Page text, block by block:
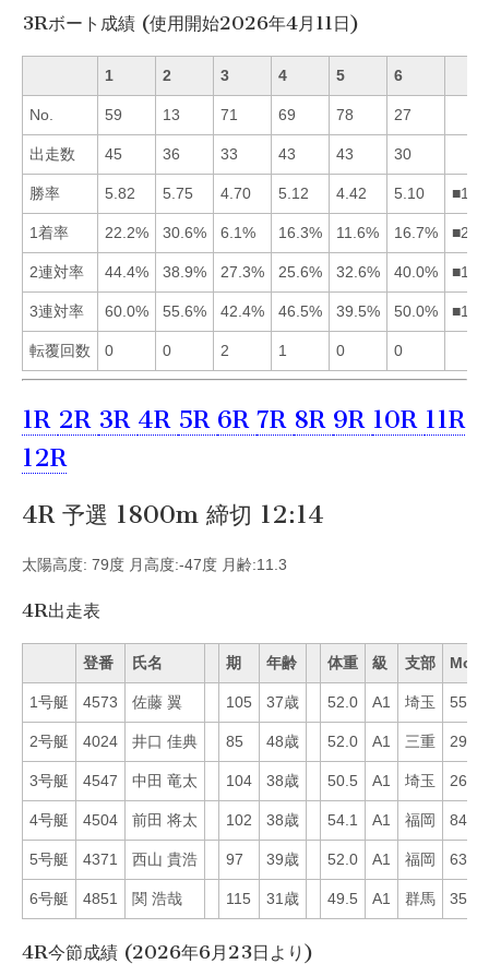
3Rボート成績 (使用開始2026年4月11日)
1 2 3 4 5 6
No. 59 13 71 69 78 27
出走数 45 36 33 43 43 30
勝率 5.82 5.75 4.70 5.12 4.42 5.10
1着率 22.2% 30.6% 6.1% 16.3% 11.6% 16.7%
2連対率 44.4% 38.9% 27.3% 25.6% 32.6% 40.0%
3連対率 60.0% 55.6% 42.4% 46.5% 39.5% 50.0%
転覆回数 0 0 2 1 0 0
1R 2R 3R 4R 5R 6R 7R 8R 9R 10R 11R
12R
4R 予選 1800m 締切 12:14
太陽高度: 79度 月高度:-47度 月齢:11.3
4R出走表
登番 氏名 期 年齢 体重 級 支部 Mo
1号艇 4573 佐藤 翼 105 37歳 52.0 A1 埼玉 55
2号艇 4024 井口 佳典 85 48歳 52.0 A1 三重 29
3号艇 4547 中田 竜太 104 38歳 50.5 A1 埼玉 26
4号艇 4504 前田 将太 102 38歳 54.1 A1 福岡 84
5号艇 4371 西山 貴浩 97 39歳 52.0 A1 福岡 63
6号艇 4851 関 浩哉 115 31歳 49.5 A1 群馬 35
4R今節成績 (2026年6月23日より)